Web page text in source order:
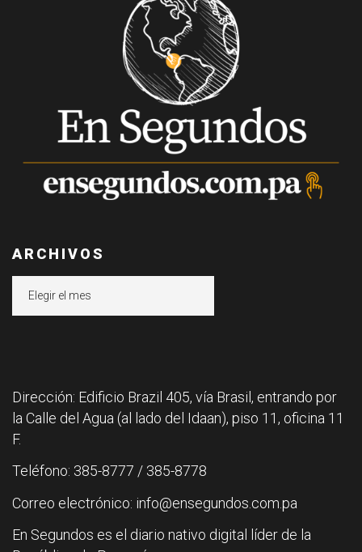
ARCHIVOS
Dirección: Edificio Brazil 405, vía Brasil, entrando por
la Calle del Agua (al lado del Idaan), piso 11, oficina 11
F.
Teléfono: 385-8777 / 385-8778
Correo electrónico: info@ensegundos.com.pa
En Segundos es el diario nativo digital líder de la